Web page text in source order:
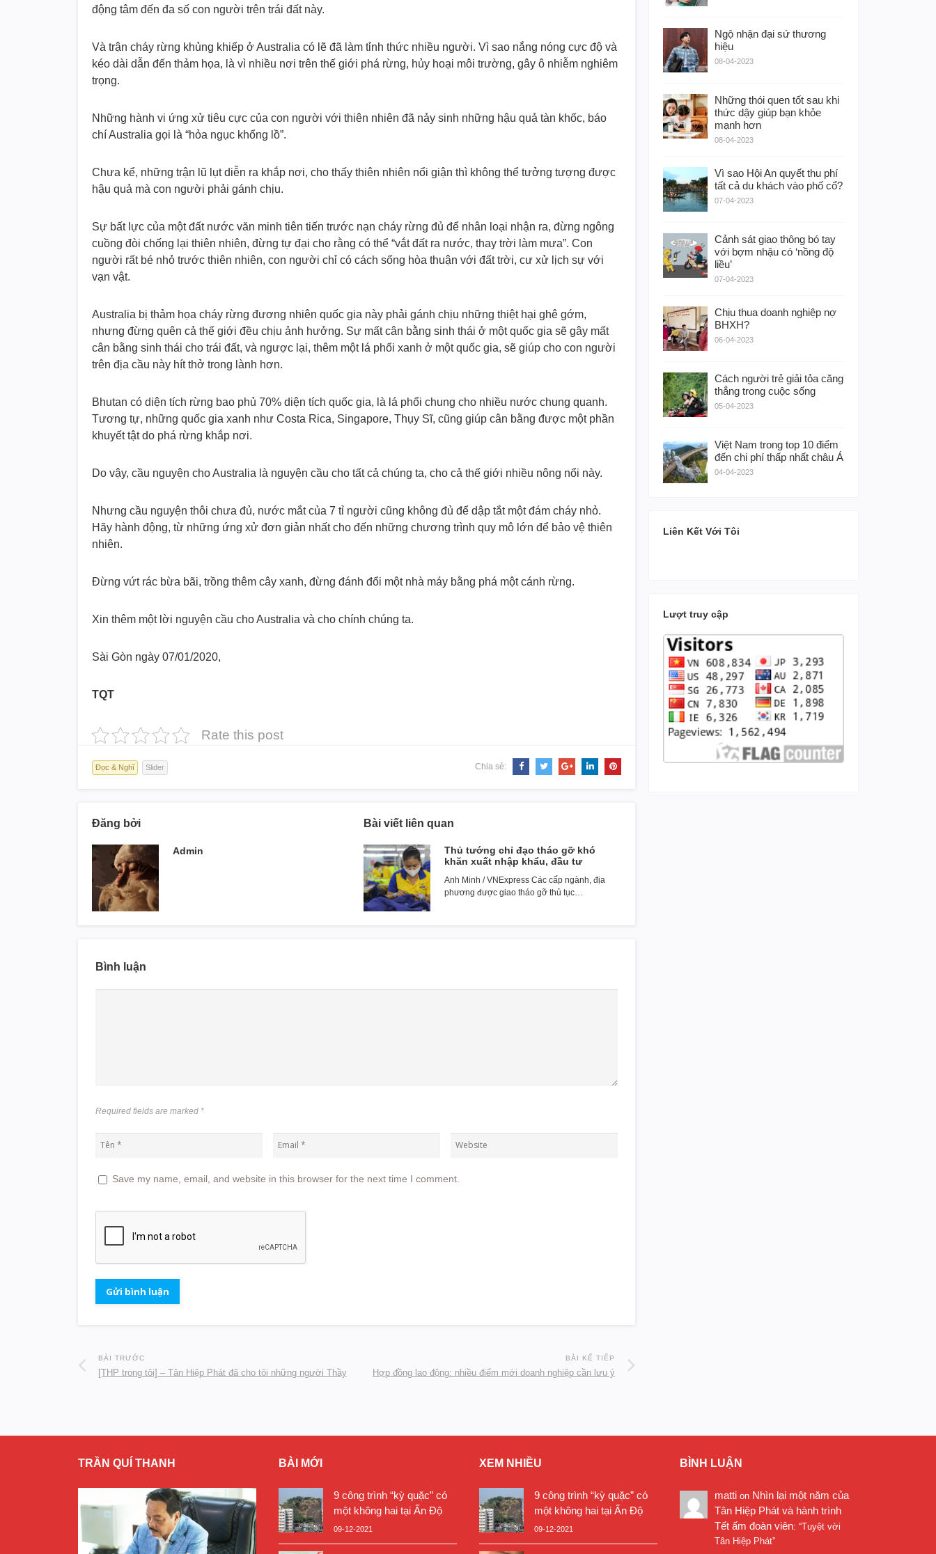
động tâm đến đa số con người trên trái đất này.
Và trận cháy rừng khủng khiếp ở Australia có lẽ đã làm tỉnh thức nhiều người. Vì sao nắng nóng cực độ và
kéo dài dẫn đến thảm họa, là vì nhiều nơi trên thế giới phá rừng, hủy hoại môi trường, gây ô nhiễm nghiêm
trọng.
Những hành vi ứng xử tiêu cực của con người với thiên nhiên đã nảy sinh những hậu quả tàn khốc, báo
chí Australia gọi là “hỏa ngục khổng lồ”.
Chưa kể, những trận lũ lụt diễn ra khắp nơi, cho thấy thiên nhiên nổi giận thì không thể tưởng tượng được
hậu quả mà con người phải gánh chịu.
Sự bất lực của một đất nước văn minh tiên tiến trước nạn cháy rừng đủ để nhân loại nhận ra, đừng ngông
cuồng đòi chống lại thiên nhiên, đừng tự đại cho rằng có thể “vắt đất ra nước, thay trời làm mưa”. Con
người rất bé nhỏ trước thiên nhiên, con người chỉ có cách sống hòa thuận với đất trời, cư xử lịch sự với
vạn vật.
Australia bị thảm họa cháy rừng đương nhiên quốc gia này phải gánh chịu những thiệt hại ghê gớm,
nhưng đừng quên cả thế giới đều chịu ảnh hưởng. Sự mất cân bằng sinh thái ở một quốc gia sẽ gây mất
cân bằng sinh thái cho trái đất, và ngược lại, thêm một lá phổi xanh ở một quốc gia, sẽ giúp cho con người
trên địa cầu này hít thở trong lành hơn.
Bhutan có diện tích rừng bao phủ 70% diện tích quốc gia, là lá phổi chung cho nhiều nước chung quanh.
Tương tự, những quốc gia xanh như Costa Rica, Singapore, Thụy Sĩ, cũng giúp cân bằng được một phần
khuyết tật do phá rừng khắp nơi.
Do vậy, cầu nguyện cho Australia là nguyện cầu cho tất cả chúng ta, cho cả thế giới nhiều nông nổi này.
Nhưng cầu nguyện thôi chưa đủ, nước mắt của 7 tỉ người cũng không đủ để dập tắt một đám cháy nhỏ.
Hãy hành động, từ những ứng xử đơn giản nhất cho đến những chương trình quy mô lớn để bảo vệ thiên
nhiên.
Đừng vứt rác bừa bãi, trồng thêm cây xanh, đừng đánh đổi một nhà máy bằng phá một cánh rừng.
Xin thêm một lời nguyện cầu cho Australia và cho chính chúng ta.
Sài Gòn ngày 07/01/2020,
TQT
Rate this post
Đọc & Nghĩ Slider Chia sẻ:
Đăng bởi
Admin
Bài viết liên quan
Thủ tướng chỉ đạo tháo gỡ khó
khăn xuất nhập khẩu, đầu tư
Anh Minh / VNExpress Các cấp ngành, địa
phương được giao tháo gỡ thủ tục…
Bình luận
Required fields are marked *
Save my name, email, and website in this browser for the next time I comment.
BÀI TRƯỚC
[THP trong tôi] – Tân Hiệp Phát đã cho tôi những người Thầy
BÀI KẾ TIẾP
Hợp đồng lao động: nhiều điểm mới doanh nghiệp cần lưu ý
Ngộ nhận đại sứ thương
hiệu
08-04-2023
Những thói quen tốt sau khi
thức dậy giúp bạn khỏe
mạnh hơn
08-04-2023
Vì sao Hội An quyết thu phí
tất cả du khách vào phố cổ?
07-04-2023
Cảnh sát giao thông bó tay
với bợm nhậu có ‘nồng độ
liều’
07-04-2023
Chịu thua doanh nghiệp nợ
BHXH?
06-04-2023
Cách người trẻ giải tỏa căng
thẳng trong cuộc sống
05-04-2023
Việt Nam trong top 10 điểm
đến chi phí thấp nhất châu Á
04-04-2023
Liên Kết Với Tôi
Lượt truy cập
TRẦN QUÍ THANH BÀI MỚI
9 công trình “kỳ quặc” có
một không hai tại Ấn Độ
09-12-2021
XEM NHIỀU
9 công trình “kỳ quặc” có
một không hai tại Ấn Độ
09-12-2021
BÌNH LUẬN
matti on Nhìn lại một năm của
Tân Hiệp Phát và hành trình
Tết ấm đoàn viên: “Tuyệt vời
Tân Hiệp Phát”